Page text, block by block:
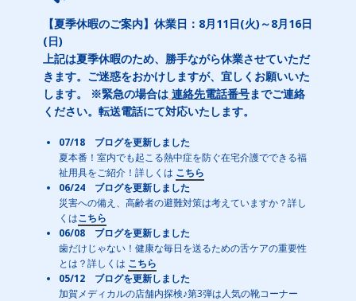
【夏季休暇のご案内】休業日：8月11日(火)～8月16日
(日)
上記は夏季休暇のため、勝手ながら休業させていただ
きます。ご迷惑をおかけしますが、宜しくお願いいた
します。 ※緊急の場合は 連絡先電話番号までご連絡
ください。転送電話にて対応いたします。
07/18 ブログを更新しました
夏本番！室内でも起こる熱中症を防ぐ在宅介護でできる福
祉用具をご紹介！詳しくは こちら
06/24 ブログを更新しました
災害への備え、高齢者の避難対策は考えていますか？詳し
くはこちら
06/08 ブログを更新しました
歯だけじゃない！健康な毎日を送るための舌ケアの重要性
とは？詳しくは こちら
05/12 ブログを更新しました
加賀メディカルの店舗内探検♪第3弾は人気の靴コーナー